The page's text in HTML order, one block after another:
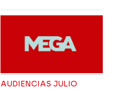
AUDIENCIAS JULIO